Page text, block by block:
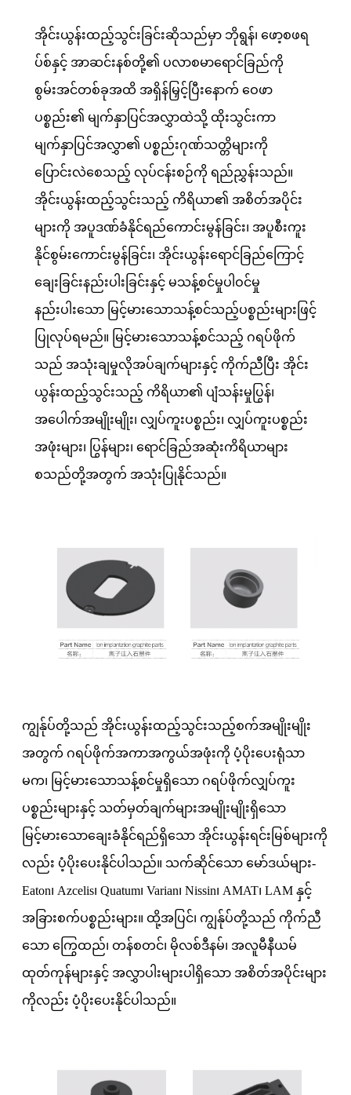
အိုင်းယွန်းထည့်သွင်းခြင်းဆိုသည်မှာ ဘိုရွန်၊ ဖော့စဖရ
ပ်စ်နှင့် အာဆင်းနစ်တို့၏ ပလာစမာရောင်ခြည်ကို
စွမ်းအင်တစ်ခုအထိ အရှိန်မြှင့်ပြီးနောက် ဝေဖာ
ပစ္စည်း၏ မျက်နှာပြင်အလွှာထဲသို့ ထိုးသွင်းကာ
မျက်နှာပြင်အလွှာ၏ ပစ္စည်းဂုဏ်သတ္တိများကို
ပြောင်းလဲစေသည့် လုပ်ငန်းစဉ်ကို ရည်ညွှန်းသည်။
အိုင်းယွန်းထည့်သွင်းသည့် ကိရိယာ၏ အစိတ်အပိုင်း
များကို အပူဒဏ်ခံနိုင်ရည်ကောင်းမွန်ခြင်း၊ အပူစီးကူး
နိုင်စွမ်းကောင်းမွန်ခြင်း၊ အိုင်းယွန်းရောင်ခြည်ကြောင့်
ချေးခြင်းနည်းပါးခြင်းနှင့် မသန့်စင်မှုပါဝင်မှု
နည်းပါးသော မြင့်မားသောသန့်စင်သည့်ပစ္စည်းများဖြင့်
ပြုလုပ်ရမည်။ မြင့်မားသောသန့်စင်သည့် ဂရပ်ဖိုက်
သည် အသုံးချမှုလိုအပ်ချက်များနှင့် ကိုက်ညီပြီး အိုင်း
ယွန်းထည့်သွင်းသည့် ကိရိယာ၏ ပျံသန်းမှုပြွန်၊
အပေါက်အမျိုးမျိုး၊ လျှပ်ကူးပစ္စည်း၊ လျှပ်ကူးပစ္စည်း
အဖုံးများ၊ ပြွန်များ၊ ရောင်ခြည်အဆုံးကိရိယာများ
စသည်တို့အတွက် အသုံးပြုနိုင်သည်။
ကျွန်ုပ်တို့သည် အိုင်းယွန်းထည့်သွင်းသည့်စက်အမျိုးမျိုး
အတွက် ဂရပ်ဖိုက်အကာအကွယ်အဖုံးကို ပံ့ပိုးပေးရုံသာ
မက၊ မြင့်မားသောသန့်စင်မှုရှိသော ဂရပ်ဖိုက်လျှပ်ကူး
ပစ္စည်းများနှင့် သတ်မှတ်ချက်များအမျိုးမျိုးရှိသော
မြင့်မားသောချေးခံနိုင်ရည်ရှိသော အိုင်းယွန်းရင်းမြစ်များကို
လည်း ပံ့ပိုးပေးနိုင်ပါသည်။ သက်ဆိုင်သော မော်ဒယ်များ-
Eaton၊ Azcelis၊ Quatum၊ Varian၊ Nissin၊ AMAT၊ LAM နှင့်
အခြားစက်ပစ္စည်းများ။ ထို့အပြင်၊ ကျွန်ုပ်တို့သည် ကိုက်ညီ
သော ကြွေထည်၊ တန်စတင်၊ မိုလစ်ဒီနမ်၊ အလူမီနီယမ်
ထုတ်ကုန်များနှင့် အလွှာပါးများပါရှိသော အစိတ်အပိုင်းများ
ကိုလည်း ပံ့ပိုးပေးနိုင်ပါသည်။